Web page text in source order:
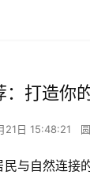
：打造你
21日 15:48:21
民与自然连接